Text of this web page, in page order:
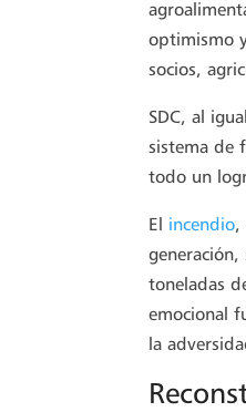
optimismo
socios,
SDC, al
sistema de
todo un
El incendio,
toneladas
emocional
la